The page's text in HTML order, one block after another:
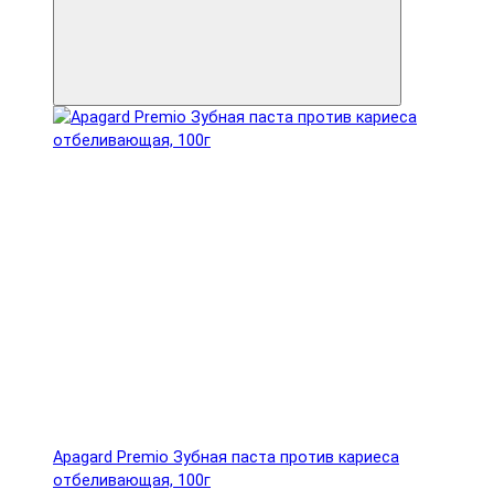
Apagard Premio Зубная паста против кариеса
отбеливающая, 100г